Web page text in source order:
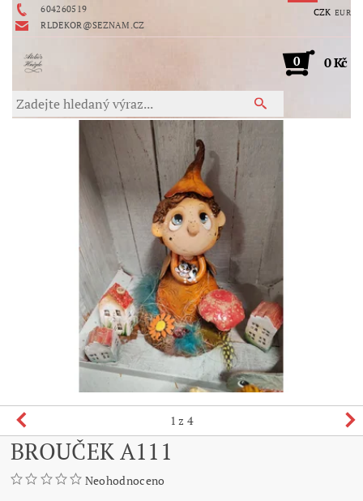
604260519
RLDEKOR@SEZNAM.CZ
CZK EUR
0 0 Kč
1 z 4
BROUČEK A111
Neohodnoceno